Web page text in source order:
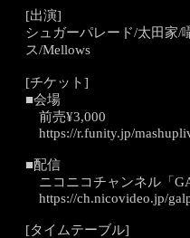
[出演]
シュガーパレード/太田家/
ス/Mellows
[チケット]
■会場
前売¥3,000
https://r.funity.jp/
■配信
ニコニコチャンネル「
https://ch.nicovideo.jp/
[タイムテーブル]